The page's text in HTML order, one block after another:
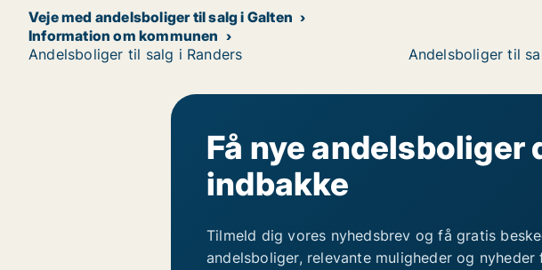
Veje med andelsboliger til salg i Galten
Information om kommunen
Andelsboliger til salg i Randers
Andelsboliger til
Få nye andelsboliger
indbakke
Tilmeld dig vores nyhedsbrev og få gratis
andelsboliger, relevante muligheder og nyheder